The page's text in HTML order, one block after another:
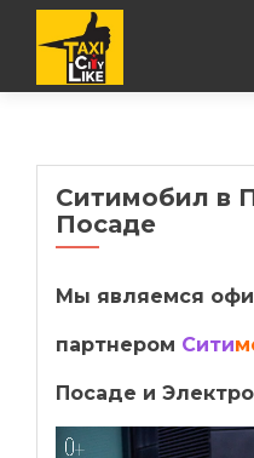
Ситимобил в
Посаде
Мы являемся
партнером Сити
Посаде и